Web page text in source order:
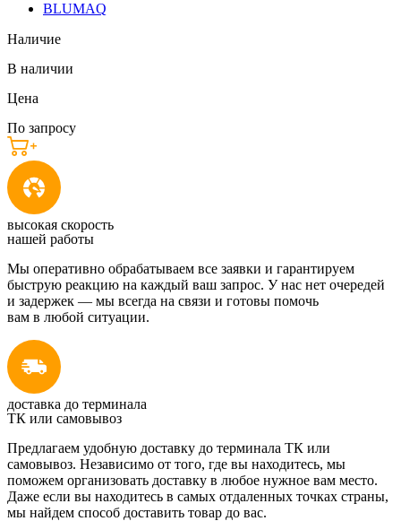
BLUMAQ
Наличие
В наличии
Цена
По запросу
высокая скорость
нашей работы
Мы оперативно обрабатываем все заявки и гарантируем
быструю реакцию на каждый ваш запрос. У нас нет очередей
и задержек — мы всегда на связи и готовы помочь
вам в любой ситуации.
доставка до терминала
ТК или самовывоз
Предлагаем удобную доставку до терминала ТК или
самовывоз. Независимо от того, где вы находитесь, мы
поможем организовать доставку в любое нужное вам место.
Даже если вы находитесь в самых отдаленных точках страны,
мы найдем способ доставить товар до вас.